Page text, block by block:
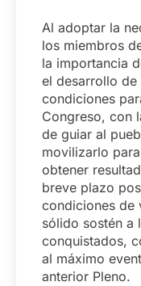
Al adoptar la
los miembros
la importancia
el desarrollo
condiciones
Congreso, con
de guiar al
movilizarlo
obtener
breve plazo
condiciones de
sólido sostén a
conquistados,
al máximo
anterior Pleno.